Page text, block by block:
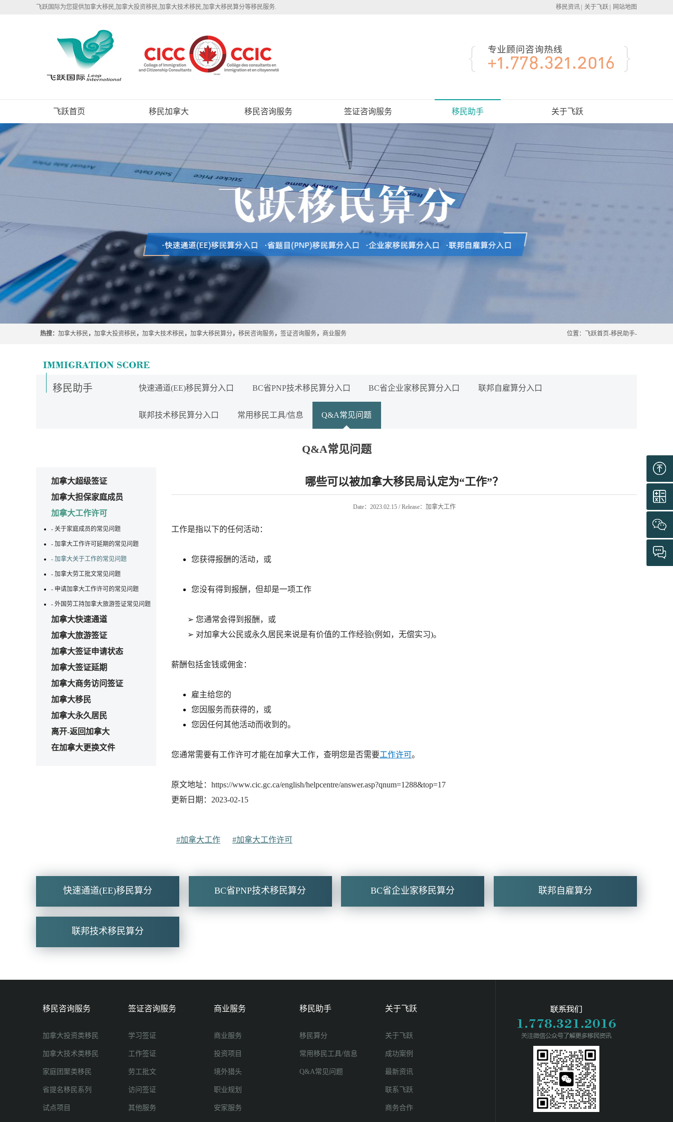
飞跃国际为您提供加拿大移民,加拿大投资移民,加拿大技术移民,加拿大移民算分等移民服务. 移民资讯 关于飞跃 网站地图
飞跃首页 移民加拿大 移民咨询服务 签证咨询服务 移民助手 关于飞跃
热搜： 加拿大移民 ， 加拿大投资移民 ， 加拿大技术移民 ， 加拿大移民算分， 移民咨询服务， 签证咨询服务， 商业服务 位置： 飞跃首页-移民助手-
移民助手 快速通道(EE)移民算分入口 BC省PNP技术移民算分入口 BC省企业家移民算分入口 联邦自雇算分入口
联邦技术移民算分入口 常用移民工具/信息 Q&A常见问题
Q&A常见问题
加拿大超级签证
加拿大担保家庭成员
加拿大工作许可
- 关于家庭成员的常见问题
- 加拿大工作许可延期的常见问题
- 加拿大关于工作的常见问题
- 加拿大劳工批文常见问题
- 申请加拿大工作许可的常见问题
- 外国劳工持加拿大旅游签证常见问题
加拿大快速通道
加拿大旅游签证
加拿大签证申请状态
加拿大签证延期
加拿大商务访问签证
加拿大移民
加拿大永久居民
离开-返回加拿大
在加拿大更换文件
哪些可以被加拿大移民局认定为“工作”？
Date：2023.02.15 / Release：加拿大工作
工作是指以下的任何活动：
您获得报酬的活动，或
您没有得到报酬，但却是一项工作
➢ 您通常会得到报酬，或
➢ 对加拿大公民或永久居民来说是有价值的工作经验(例如，无偿实习)。
薪酬包括金钱或佣金：
雇主给您的
您因服务而获得的，或
您因任何其他活动而收到的。
您通常需要有工作许可才能在加拿大工作，查明您是否需要工作许可。
原文地址：https://www.cic.gc.ca/english/helpcentre/answer.asp?qnum=1288&top=17
更新日期：2023-02-15
#加拿大工作 #加拿大工作许可
快速通道(EE)移民算分 BC省PNP技术移民算分 BC省企业家移民算分 联邦自雇算分
联邦技术移民算分
移民咨询服务
加拿大投资类移民
加拿大技术类移民
家庭团聚类移民
省提名移民系列
试点项目
签证咨询服务
学习签证
工作签证
劳工批文
访问签证
其他服务
商业服务
商业服务
投资项目
境外猎头
职业规划
安家服务
移民助手
移民算分
常用移民工具/信息
Q&A常见问题
关于飞跃
关于飞跃
成功案例
最新资讯
联系飞跃
商务合作